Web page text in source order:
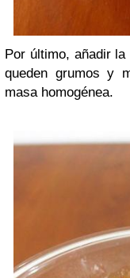
Por último, añadir
queden grumos y
masa homogénea.